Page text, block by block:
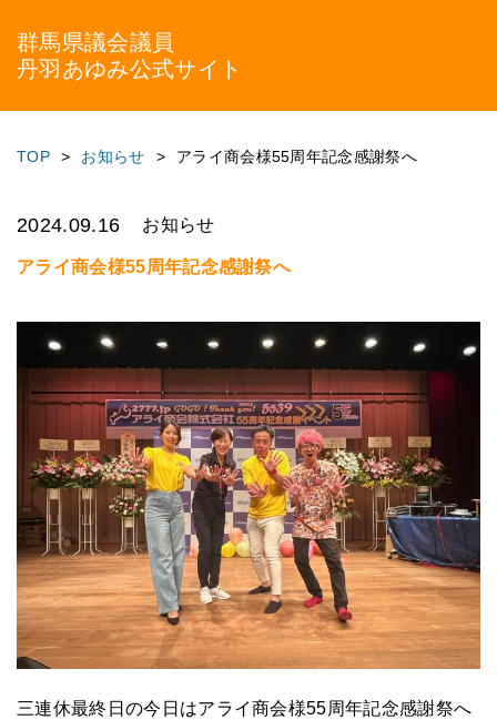
群馬県議会議員
丹羽あゆみ公式サイト
TOP お知らせ アライ商会様55周年記念感謝祭へ
2024.09.16 お知らせ
アライ商会様55周年記念感謝祭へ
三連休最終日の今日はアライ商会様55周年記念感謝祭へ